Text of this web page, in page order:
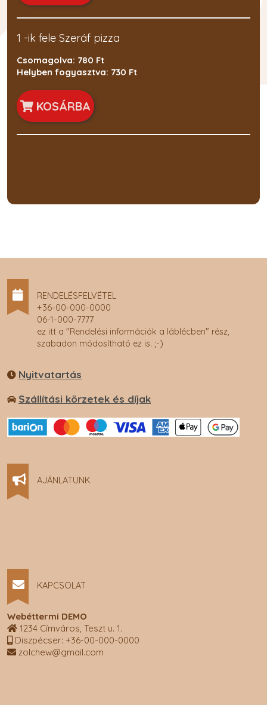
1 -ik fele Szeráf pizza
Csomagolva: 780 Ft
Helyben fogyasztva: 730 Ft
KOSÁRBA
RENDELÉSFELVÉTEL
+36-00-000-0000
06-1-000-7777
ez itt a "Rendelési információk a láblécben" rész,
szabadon módosítható ez is. ;-)
Nyitvatartás
Szállítási körzetek és díjak
AJÁNLATUNK
KAPCSOLAT
Webéttermi DEMO
1234 Címváros, Teszt u. 1.
Diszpécser: +36-00-000-0000
zolchew@gmail.com